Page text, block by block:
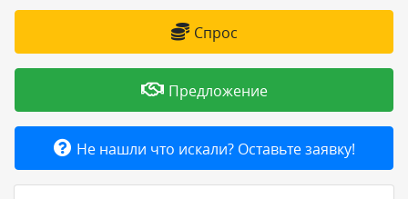
Справка
Товары и услуги
Добавить товар или услугу
Спрос
Предложение
Не нашли что искали? Оставьте заявку!